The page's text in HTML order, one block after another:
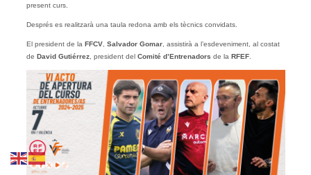
present curs.
Després es realitzarà una taula redona amb els tècnics convidats.
El president de la FFCV, Salvador Gomar, assistirà a l’esdeveniment, al costat
de David Gutiérrez, president del Comité d’Entrenadors de la RFEF.